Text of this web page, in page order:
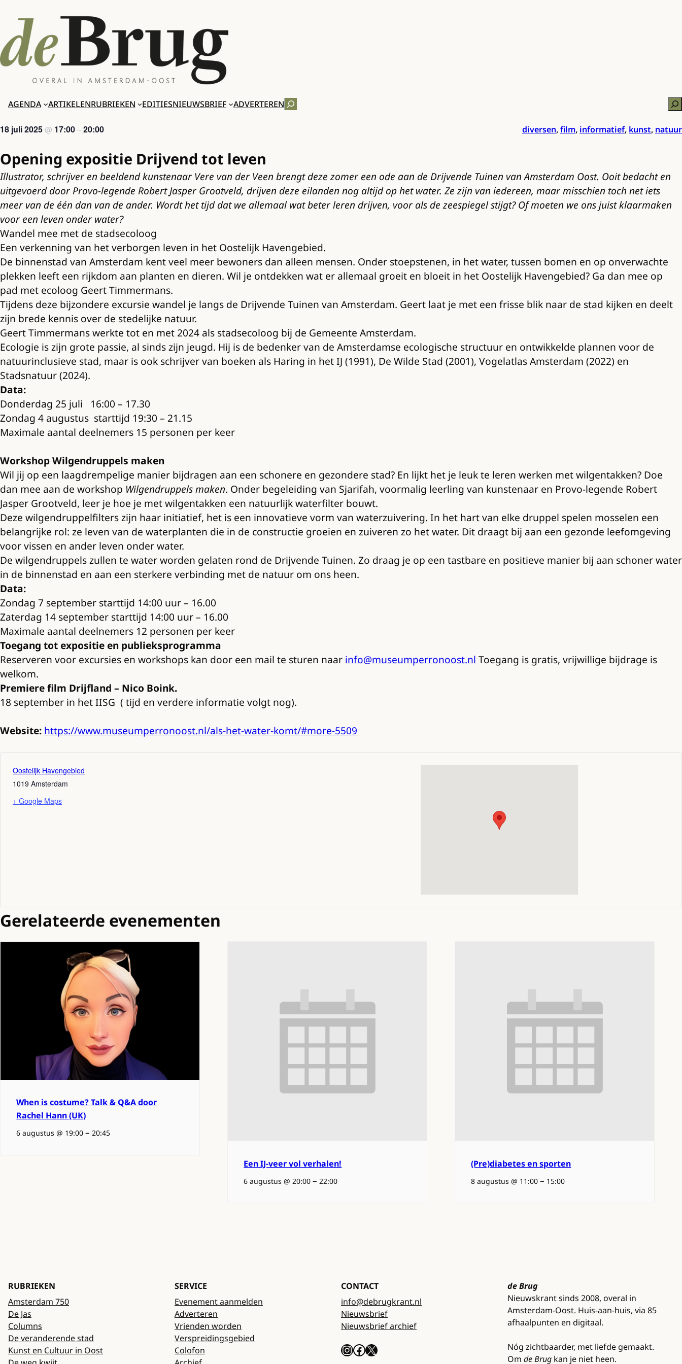
naar
inhoud
AGENDA ARTIKELENRUBRIEKEN EDITIESNIEUWSBRIEF ADVERTERENZOEKEN
18 juli 2025@ 17:00–20:00 diversen,film, informatief, kunst, natuur
Opening expositie Drijvend tot leven
Illustrator, schrijver en beeldend kunstenaar Vere van der Veen brengt deze zomer een ode aan de Drijvende Tuinen van Amsterdam Oost. Ooit bedacht en
uitgevoerd door Provo-legende Robert Jasper Grootveld, drijven deze eilanden nog altijd op het water. Ze zijn van iedereen, maar misschien toch net iets
meer van de één dan van de ander. Wordt het tijd dat we allemaal wat beter leren drijven, voor als de zeespiegel stijgt? Of moeten we ons juist klaarmaken
voor een leven onder water?
Wandel mee met de stadsecoloog
Een verkenning van het verborgen leven in het Oostelijk Havengebied.
De binnenstad van Amsterdam kent veel meer bewoners dan alleen mensen. Onder stoepstenen, in het water, tussen bomen en op onverwachte
plekken leeft een rijkdom aan planten en dieren. Wil je ontdekken wat er allemaal groeit en bloeit in het Oostelijk Havengebied? Ga dan mee op
pad met ecoloog Geert Timmermans.
Tijdens deze bijzondere excursie wandel je langs de Drijvende Tuinen van Amsterdam. Geert laat je met een frisse blik naar de stad kijken en deelt
zijn brede kennis over de stedelijke natuur.
Geert Timmermans werkte tot en met 2024 als stadsecoloog bij de Gemeente Amsterdam.
Ecologie is zijn grote passie, al sinds zijn jeugd. Hij is de bedenker van de Amsterdamse ecologische structuur en ontwikkelde plannen voor de
natuurinclusieve stad, maar is ook schrijver van boeken als Haring in het IJ (1991), De Wilde Stad (2001), Vogelatlas Amsterdam (2022) en
Stadsnatuur (2024).
Data:
Donderdag 25 juli 16:00 – 17.30
Zondag 4 augustus starttijd 19:30 – 21.15
Maximale aantal deelnemers 15 personen per keer
Workshop Wilgendruppels maken
Wil jij op een laagdrempelige manier bijdragen aan een schonere en gezondere stad? En lijkt het je leuk te leren werken met wilgentakken? Doe
dan mee aan de workshop Wilgendruppels maken. Onder begeleiding van Sjarifah, voormalig leerling van kunstenaar en Provo-legende Robert
Jasper Grootveld, leer je hoe je met wilgentakken een natuurlijk waterfilter bouwt.
Deze wilgendruppelfilters zijn haar initiatief, het is een innovatieve vorm van waterzuivering. In het hart van elke druppel spelen mosselen een
belangrijke rol: ze leven van de waterplanten die in de constructie groeien en zuiveren zo het water. Dit draagt bij aan een gezonde leefomgeving
voor vissen en ander leven onder water.
De wilgendruppels zullen te water worden gelaten rond de Drijvende Tuinen. Zo draag je op een tastbare en positieve manier bij aan schoner water
in de binnenstad en aan een sterkere verbinding met de natuur om ons heen.
Data:
Zondag 7 september starttijd 14:00 uur – 16.00
Zaterdag 14 september starttijd 14:00 uur – 16.00
Maximale aantal deelnemers 12 personen per keer
Toegang tot expositie en publieksprogramma
Reserveren voor excursies en workshops kan door een mail te sturen naar info@museumperronoost.nl Toegang is gratis, vrijwillige bijdrage is
welkom.
Premiere film Drijfland – Nico Boink.
18 september in het IISG ( tijd en verdere informatie volgt nog).
Website: https://www.museumperronoost.nl/als-het-water-komt/#more-5509
Oostelijk Havengebied
1019 Amsterdam
+ Google Maps
Gerelateerde evenementen
When is costume? Talk & Q&A door
Rachel Hann (UK)
6 augustus @ 19:00 –20:45
Een IJ-veer vol verhalen!
6 augustus @ 20:00 –22:00
(Pre)diabetes en sporten
8 augustus @ 11:00 – 15:00
RUBRIEKEN
Amsterdam 750
De Jas
Columns
De veranderende stad
Kunst en Cultuur in Oost
SERVICE
Evenement aanmelden
Adverteren
Vrienden worden
Verspreidingsgebied
Colofon
CONTACT
info@debrugkrant.nl
Nieuwsbrief
Nieuwsbrief archief
InstagramFacebook X
de Brug
Nieuwskrant sinds 2008, overal in
Amsterdam-Oost. Huis-aan-huis, via 85
afhaalpunten en digitaal.
Nóg zichtbaarder, met liefde gemaakt.
Om de Brug kan je niet heen.